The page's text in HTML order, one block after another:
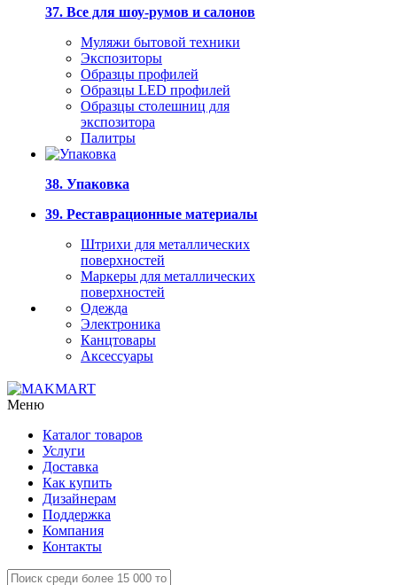
37. Все для шоу-румов и салонов
Муляжи бытовой техники
Экспозиторы
Образцы профилей
Образцы LED профилей
Образцы столешниц для
экспозитора
Палитры
38. Упаковка
39. Реставрационные материалы
Штрихи для металлических
поверхностей
Маркеры для металлических
поверхностей
Одежда
Электроника
Канцтовары
Аксессуары
Меню
Каталог товаров
Услуги
Доставка
Как купить
Дизайнерам
Поддержка
Компания
Контакты